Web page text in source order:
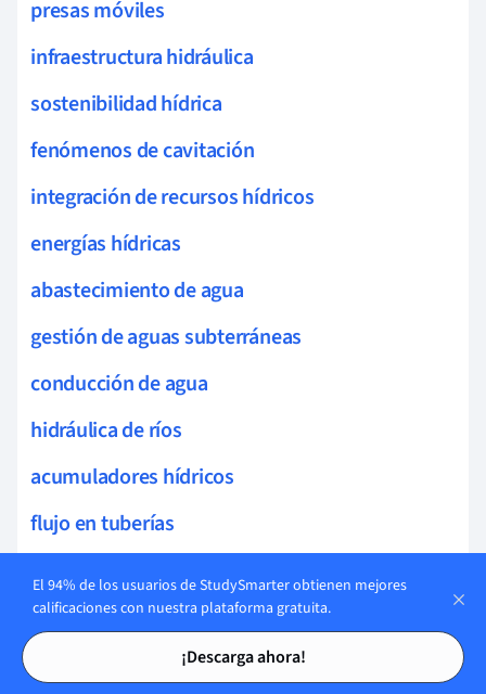
Tarjetas de estudio
Tarjetas de estudio
presas móviles
infraestructura hidráulica
sostenibilidad hídrica
fenómenos de cavitación
integración de recursos hídricos
energías hídricas
abastecimiento de agua
gestión de aguas subterráneas
conducción de agua
hidráulica de ríos
acumuladores hídricos
flujo en tuberías
Planificación y diseño urbano
hidráulica ambiental
El 94% de los usuarios de StudySmarter obtienen mejores
calificaciones con nuestra plataforma gratuita.
¡Descarga ahora!